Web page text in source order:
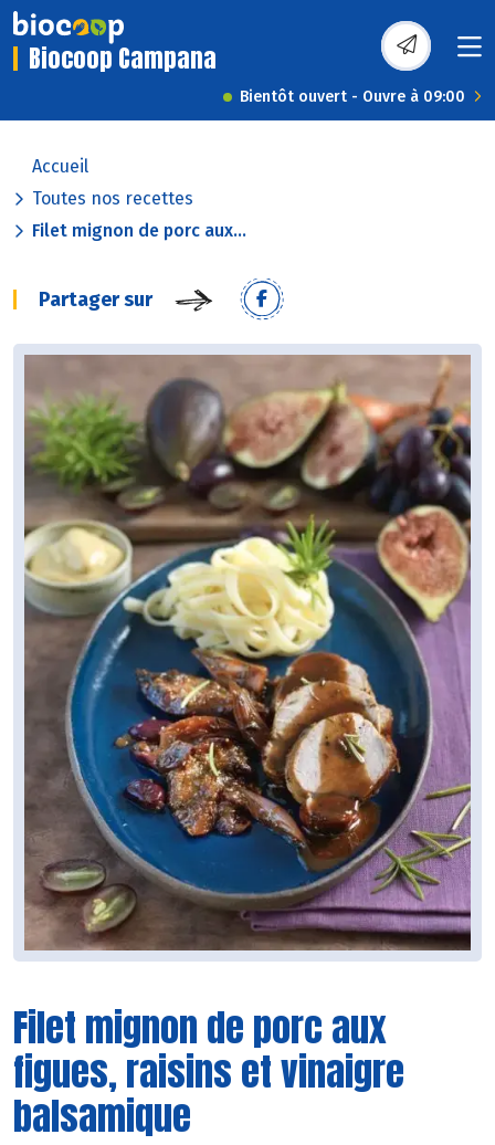
Biocoop Campana
Bientôt ouvert - Ouvre à 09:00
Accueil
Toutes nos recettes
Filet mignon de porc aux...
Partager sur
Filet mignon de porc aux
figues, raisins et vinaigre
balsamique